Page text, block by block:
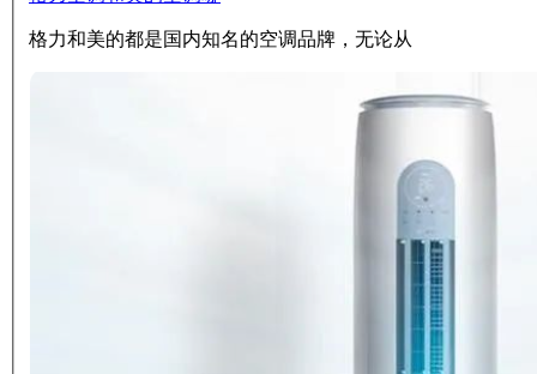
格力和美的都是国内知名的空调品牌，无论从